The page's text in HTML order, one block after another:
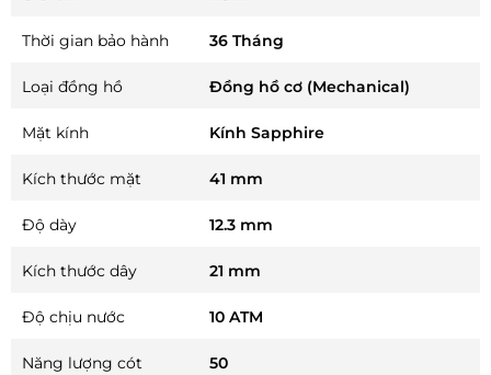
Thời gian bảo hành 36 Tháng
Loại đồng hồ Đồng hồ cơ (Mechanical)
Mặt kính Kính Sapphire
Kích thước mặt 41 mm
Độ dày 12.3 mm
Kích thước dây 21 mm
Độ chịu nước 10 ATM
Năng lượng cót 50